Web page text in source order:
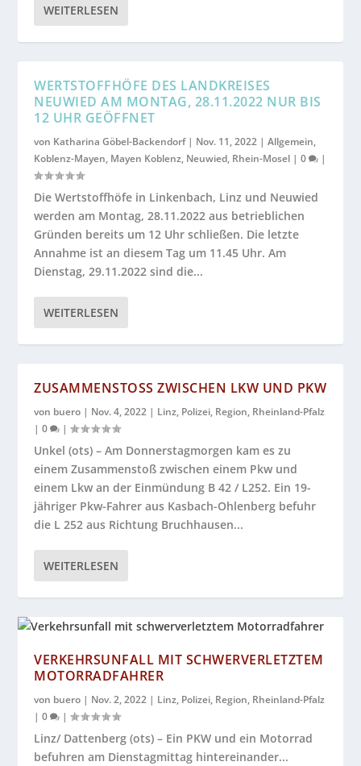
WEITERLESEN
WERTSTOFFHÖFE DES LANDKREISES
NEUWIED AM MONTAG, 28.11.2022 NUR BIS
12 UHR GEÖFFNET
von Katharina Göbel-Backendorf| Nov. 11, 2022 |Allgemein,
Koblenz-Mayen, Mayen Koblenz, Neuwied, Rhein-Mosel |0 |
Die Wertstoffhöfe in Linkenbach, Linz und Neuwied
werden am Montag, 28.11.2022 aus betrieblichen
Gründen bereits um 12 Uhr schließen. Die letzte
Annahme ist an diesem Tag um 11.45 Uhr. Am
Dienstag, 29.11.2022 sind die...
WEITERLESEN
ZUSAMMENSTOSS ZWISCHEN LKW UND PKW
von buero | Nov. 4, 2022 | Linz, Polizei, Region, Rheinland-Pfalz
|0 |
Unkel (ots) – Am Donnerstagmorgen kam es zu
einem Zusammenstoß zwischen einem Pkw und
einem Lkw an der Einmündung B 42 / L252. Ein 19-
jähriger Pkw-Fahrer aus Kasbach-Ohlenberg befuhr
die L 252 aus Richtung Bruchhausen...
WEITERLESEN
VERKEHRSUNFALL MIT SCHWERVERLETZTEM
MOTORRADFAHRER
von buero | Nov. 2, 2022 | Linz, Polizei, Region, Rheinland-Pfalz
|0 |
Linz/ Dattenberg (ots) – Ein PKW und ein Motorrad
befuhren am Dienstagmittag hintereinander...